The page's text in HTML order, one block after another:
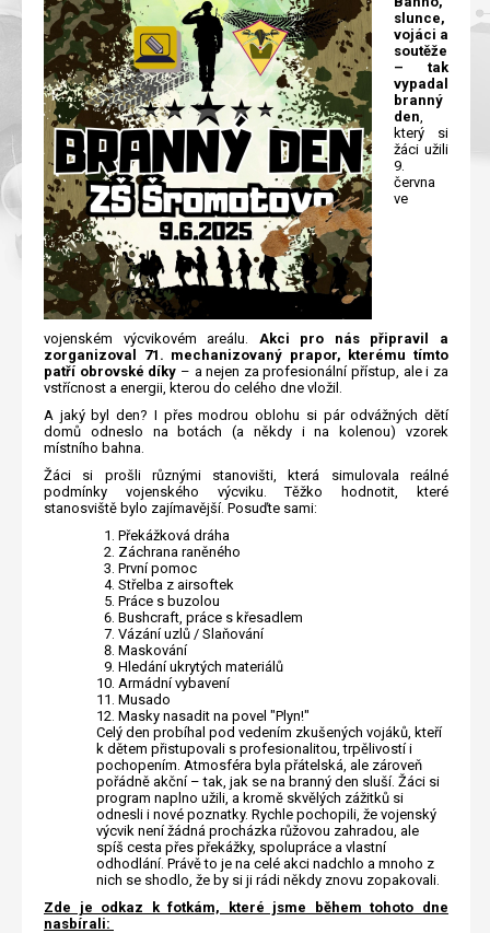
slunce,
vojáci a
soutěže
– tak
vypadal
branný
den,
který si
žáci užili
9.
června
ve
vojenském výcvikovém areálu. Akci pro nás připravil a
zorganizoval 71. mechanizovaný prapor, kterému tímto
patří obrovské díky – a nejen za profesionální přístup, ale i za
vstřícnost a energii, kterou do celého dne vložil.
A jaký byl den? I přes modrou oblohu si pár odvážných dětí
domů odneslo na botách (a někdy i na kolenou) vzorek
místního bahna.
Žáci si prošli různými stanovišti, která simulovala reálné
podmínky vojenského výcviku. Těžko hodnotit, které
stanosviště bylo zajímavější. Posuďte sami:
Překážková dráha
Záchrana raněného
První pomoc
Střelba z airsoftek
Práce s buzolou
Bushcraft, práce s křesadlem
Vázání uzlů / Slaňování
Maskování
Hledání ukrytých materiálů
Armádní vybavení
Musado
Masky nasadit na povel "Plyn!"
Celý den probíhal pod vedením zkušených vojáků, kteří
k dětem přistupovali s profesionalitou, trpělivostí i
pochopením. Atmosféra byla přátelská, ale zároveň
pořádně akční – tak, jak se na branný den sluší. Žáci si
program naplno užili, a kromě skvělých zážitků si
odnesli i nové poznatky. Rychle pochopili, že vojenský
výcvik není žádná procházka růžovou zahradou, ale
spíš cesta přes překážky, spolupráce a vlastní
odhodlání. Právě to je na celé akci nadchlo a mnoho z
nich se shodlo, že by si ji rádi někdy znovu zopakovali.​
Zde je odkaz k fotkám, které jsme během tohoto dne
nasbírali: